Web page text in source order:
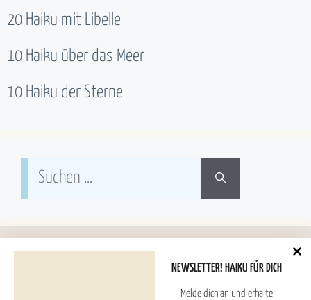
NEWSLETTER! HAIKU FÜR DICH
Melde dich an und erhalte
20 Haiku mit Libelle
10 Haiku über das Meer
10 Haiku der Sterne
Suchen
nach: